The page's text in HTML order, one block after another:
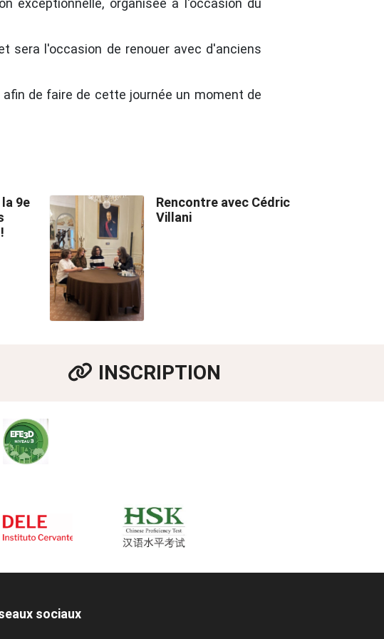
sera l'occasion de renouer avec d'anciens
de faire de cette journée un moment de
9e
Rencontre avec Cédric
Villani
INSCRIPTION
sociaux